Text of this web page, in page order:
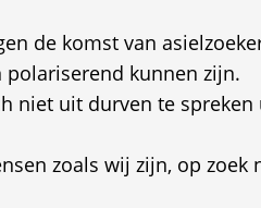
de komst van
kunnen zijn.
niet uit durven te
zoals wij zijn, op zoek